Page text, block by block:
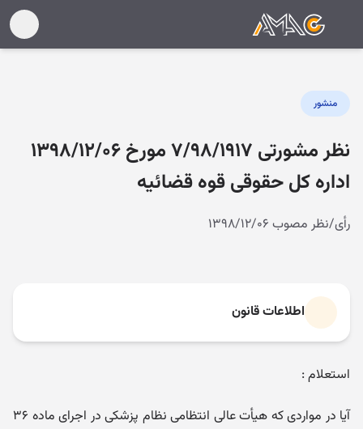
منشور
نظر مشورتی ۷/۹۸/۱۹۱۷ مورخ ۱۳۹۸/۱۲/۰۶
اداره کل حقوقی قوه قضائیه
رأی/نظر مصوب ۱۳۹۸/۱۲/۰۶
اطلاعات قانون
استعلام :
آیا در مواردی که هیأت عالی انتظامی نظام پزشکی در اجرای ماده ۳۶